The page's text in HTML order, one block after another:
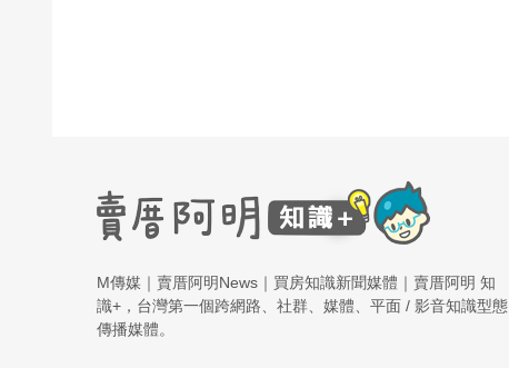
M傳媒｜賣厝阿明News｜買房知識新聞媒體｜賣厝阿明 知
識+，台灣第一個跨網路、社群、媒體、平面 / 影音知識型態
傳播媒體。